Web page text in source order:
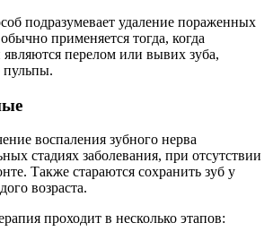
подразумевает удаление пораженных
применяется тогда, когда
перелом или вывих зуба,
пульпы.
воспаления зубного нерва
стадиях заболевания, при отсутствии
Также стараются сохранить зуб у
возраста.
проходит в несколько этапов: